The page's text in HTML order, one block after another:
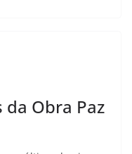
da Obra Paz